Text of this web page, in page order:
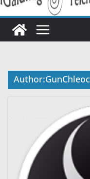
Author:GunChleoc